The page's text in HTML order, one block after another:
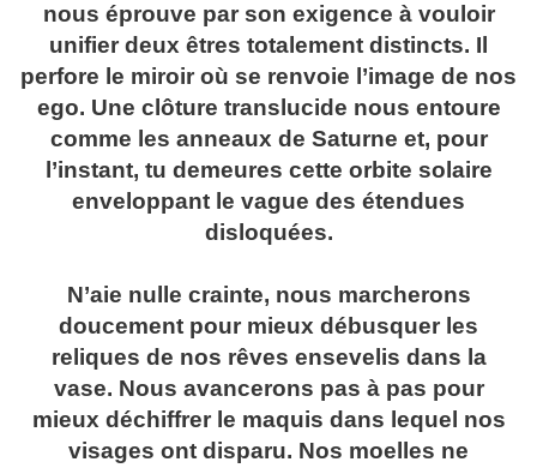
nous éprouve par son exigence à vouloir
unifier deux êtres totalement distincts. Il
perfore le miroir où se renvoie l’image de nos
ego. Une clôture translucide nous entoure
comme les anneaux de Saturne et, pour
l’instant, tu demeures cette orbite solaire
enveloppant le vague des étendues
disloquées.
N’aie nulle crainte, nous marcherons
doucement pour mieux débusquer les
reliques de nos rêves ensevelis dans la
vase. Nous avancerons pas à pas pour
mieux déchiffrer le maquis dans lequel nos
visages ont disparu. Nos moelles ne